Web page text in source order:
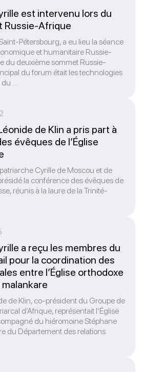
est intervenu lors du
Russie-Afrique
Pétersbourg, a eu lieu la séance
et humanitaire Russie-
du deuxième sommet Russie-
du forum était les technologies
...
de Klin a pris part à
évêques de l’Église
Cyrille de Moscou et de
la conférence des évêques de
réunis à la laure de la Trinité-
a reçu les membres du
pour la coordination des
entre l’Église orthodoxe
malankare
de Klin, co-président du Groupe de
d’Afrique, représentait l’Église
du hiéromoine Stéphane
du Département des relations